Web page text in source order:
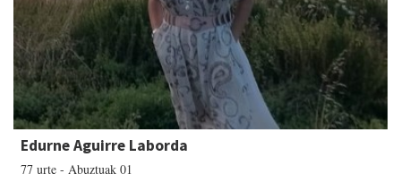
Edurne Aguirre Laborda
77 urte - Abuztuak 01